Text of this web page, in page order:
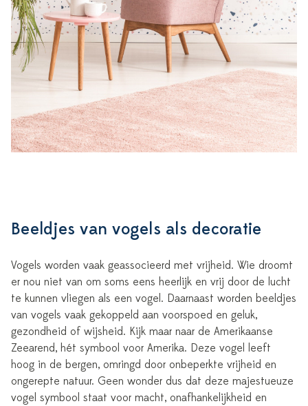
Beeldjes van vogels als decoratie
Vogels worden vaak geassocieerd met vrijheid. Wie droomt
er nou niet van om soms eens heerlijk en vrij door de lucht
te kunnen vliegen als een vogel. Daarnaast worden beeldjes
van vogels vaak gekoppeld aan voorspoed en geluk,
gezondheid of wijsheid. Kijk maar naar de Amerikaanse
Zeearend, hét symbool voor Amerika. Deze vogel leeft
hoog in de bergen, omringd door onbeperkte vrijheid en
ongerepte natuur. Geen wonder dus dat deze majestueuze
vogel symbool staat voor macht, onafhankelijkheid en